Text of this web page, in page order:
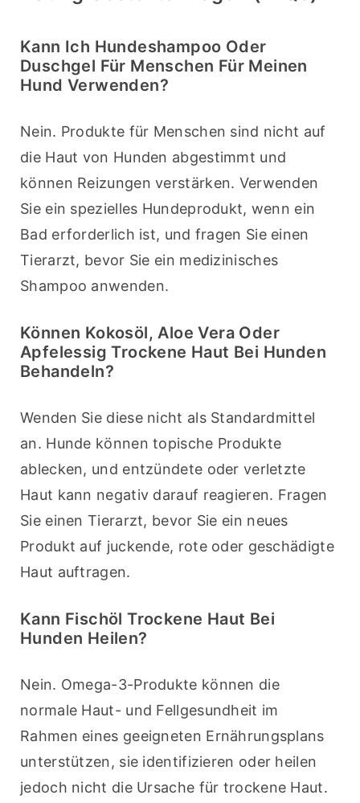
Kann Ich Hundeshampoo Oder
Duschgel Für Menschen Für Meinen
Hund Verwenden?
Nein. Produkte für Menschen sind nicht auf
die Haut von Hunden abgestimmt und
können Reizungen verstärken. Verwenden
Sie ein spezielles Hundeprodukt, wenn ein
Bad erforderlich ist, und fragen Sie einen
Tierarzt, bevor Sie ein medizinisches
Shampoo anwenden.
Können Kokosöl, Aloe Vera Oder
Apfelessig Trockene Haut Bei Hunden
Behandeln?
Wenden Sie diese nicht als Standardmittel
an. Hunde können topische Produkte
ablecken, und entzündete oder verletzte
Haut kann negativ darauf reagieren. Fragen
Sie einen Tierarzt, bevor Sie ein neues
Produkt auf juckende, rote oder geschädigte
Haut auftragen.
Kann Fischöl Trockene Haut Bei
Hunden Heilen?
Nein. Omega-3-Produkte können die
normale Haut- und Fellgesundheit im
Rahmen eines geeigneten Ernährungsplans
unterstützen, sie identifizieren oder heilen
jedoch nicht die Ursache für trockene Haut.